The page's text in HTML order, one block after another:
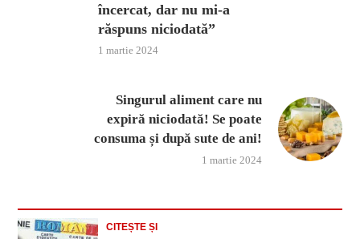
încercat, dar nu mi-a
răspuns niciodată”
1 martie 2024
Singurul aliment care nu
expiră niciodată! Se poate
consuma și după sute de ani!
1 martie 2024
CITEȘTE ȘI